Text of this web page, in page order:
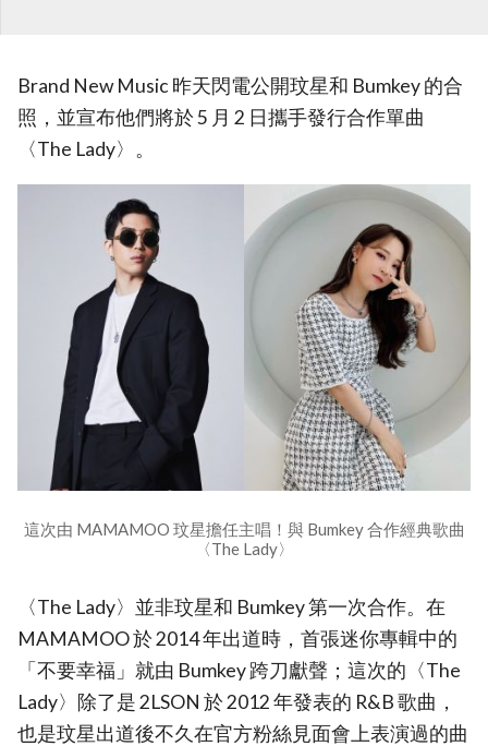
Brand New Music 昨天閃電公開玟星和 Bumkey 的合
照，並宣布他們將於 5 月 2 日攜手發行合作單曲
〈The Lady〉。
這次由 MAMAMOO 玟星擔任主唱！與 Bumkey 合作經典歌曲
〈The Lady〉
〈The Lady〉並非玟星和 Bumkey 第一次合作。在
MAMAMOO 於 2014 年出道時，首張迷你專輯中的
「不要幸福」就由 Bumkey 跨刀獻聲；這次的〈The
Lady〉除了是 2LSON 於 2012 年發表的 R&B 歌曲，
也是玟星出道後不久在官方粉絲見面會上表演過的曲